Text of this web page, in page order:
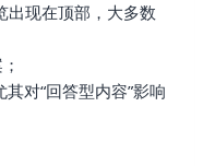
出现在顶部，大多数
其对“回答型内容”影响